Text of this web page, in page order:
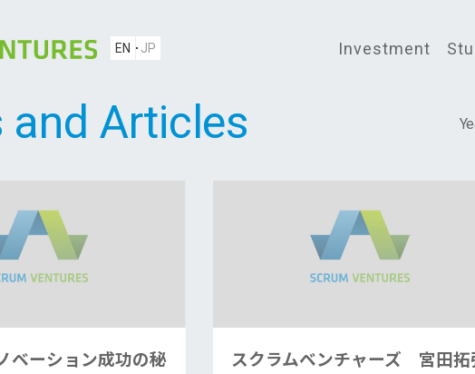
EN JP Investment
and Articles
ベーション成功の秘
スクラムベンチャーズ 宮田拓